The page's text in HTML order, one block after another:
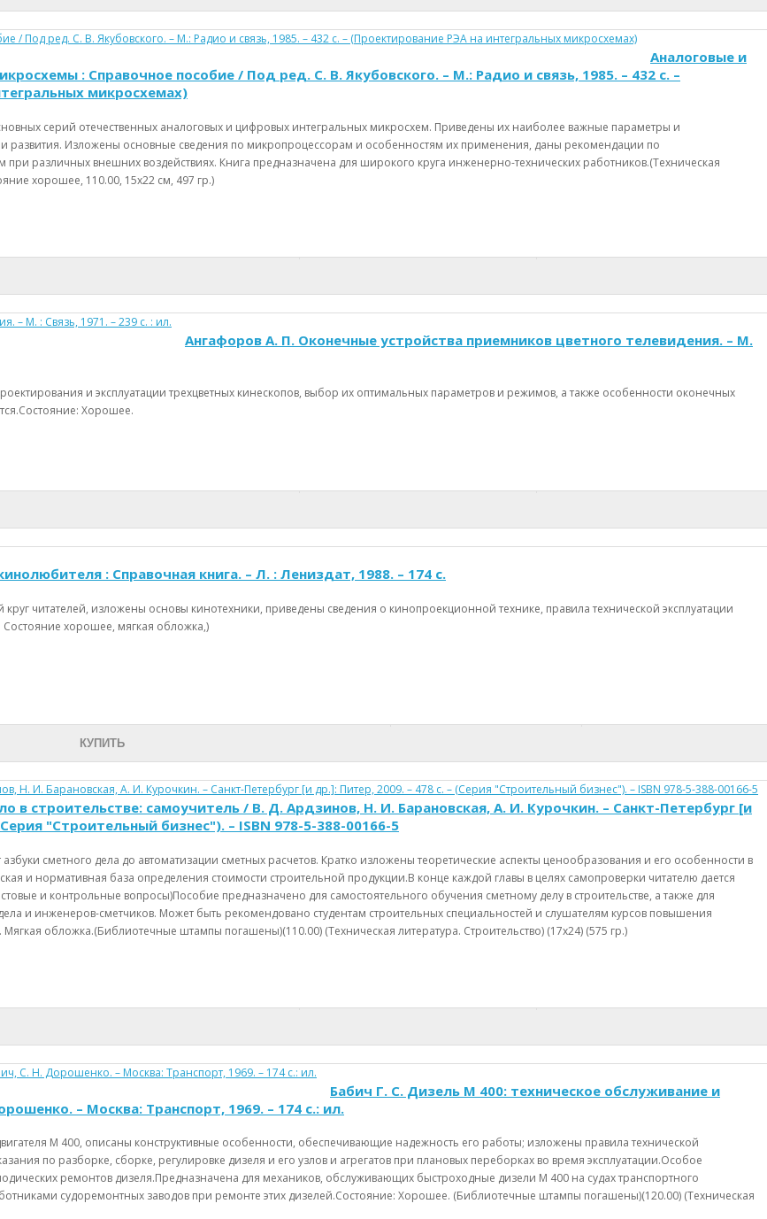
Аналоговые и
: Справочное пособие / Под ред. С. В. Якубовского. – М.: Радио и связь, 1985. – 432 с. –
микросхемах)
серий отечественных аналоговых и цифровых интегральных микросхем. Приведены их наиболее важные параметры и
развития. Изложены основные сведения по микропроцессорам и особенностям их применения, даны рекомендации по
различных внешних воздействиях. Книга предназначена для широкого круга инженерно-технических работников.(Техническая
хорошее, 110.00, 15х22 см, 497 гр.)
Ангафоров А. П. Оконечные устройства приемников цветного телевидения. – М.
и эксплуатации трехцветных кинескопов, выбор их оптимальных параметров и режимов, а также особенности оконечных
Хорошее.
: Справочная книга. – Л. : Лениздат, 1988. – 174 с.
читателей, изложены основы кинотехники, приведены сведения о кинопроекционной технике, правила технической эксплуатации
Состояние хорошее, мягкая обложка,)
КУПИТЬ
в строительстве: самоучитель / В. Д. Ардзинов, Н. И. Барановская, А. И. Курочкин. – Санкт-Петербург [и
"Строительный бизнес"). – ISBN 978-5-388-00166-5
сметного дела до автоматизации сметных расчетов. Кратко изложены теоретические аспекты ценообразования и его особенности в
и нормативная база определения стоимости строительной продукции.В конце каждой главы в целях самопроверки читателю дается
и контрольные вопросы)Пособие предназначено для самостоятельного обучения сметному делу в строительстве, а также для
и инженеров-сметчиков. Может быть рекомендовано студентам строительных специальностей и слушателям курсов повышения
обложка.(Библиотечные штампы погашены)(110.00) (Техническая литература. Строительство) (17х24) (575 гр.)
Бабич Г. С. Дизель М 400: техническое обслуживание и
– Москва: Транспорт, 1969. – 174 с.: ил.
М 400, описаны конструктивные особенности, обеспечивающие надежность его работы; изложены правила технической
по разборке, сборке, регулировке дизеля и его узлов и агрегатов при плановых переборках во время эксплуатации.Особое
ремонтов дизеля.Предназначена для механиков, обслуживающих быстроходные дизели М 400 на судах транспортного
судоремонтных заводов при ремонте этих дизелей.Состояние: Хорошее. (Библиотечные штампы погашены)(120.00) (Техническая